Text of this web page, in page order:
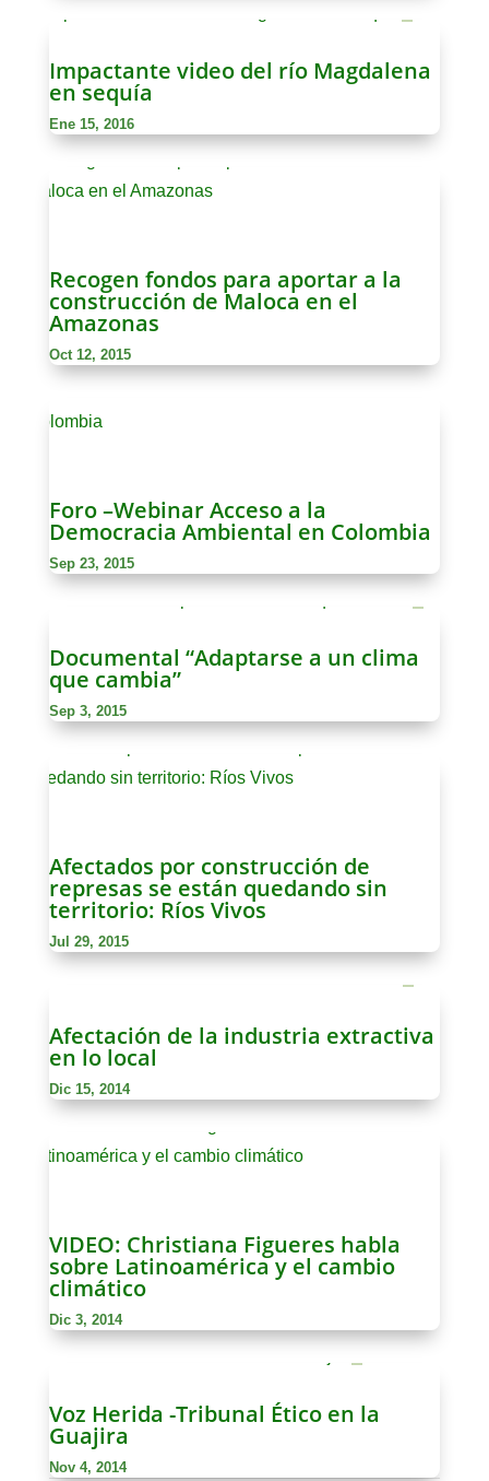
Impactante video del río Magdalena
en sequía
Ene 15, 2016
Recogen fondos para aportar a la
construcción de Maloca en el
Amazonas
Oct 12, 2015
Foro –Webinar Acceso a la
Democracia Ambiental en Colombia
Sep 23, 2015
Documental “Adaptarse a un clima
que cambia”
Sep 3, 2015
Afectados por construcción de
represas se están quedando sin
territorio: Ríos Vivos
Jul 29, 2015
Afectación de la industria extractiva
en lo local
Dic 15, 2014
VIDEO: Christiana Figueres habla
sobre Latinoamérica y el cambio
climático
Dic 3, 2014
Voz Herida -Tribunal Ético en la
Guajira
Nov 4, 2014